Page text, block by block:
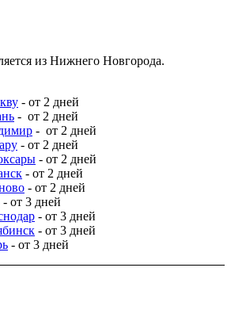
из Нижнего Новгорода.
- от 2 дней
- от 2 дней
- от 2 дней
- от 2 дней
- от 2 дней
- от 2 дней
- от 2 дней
- от 3 дней
- от 3 дней
- от 3 дней
- от 3 дней